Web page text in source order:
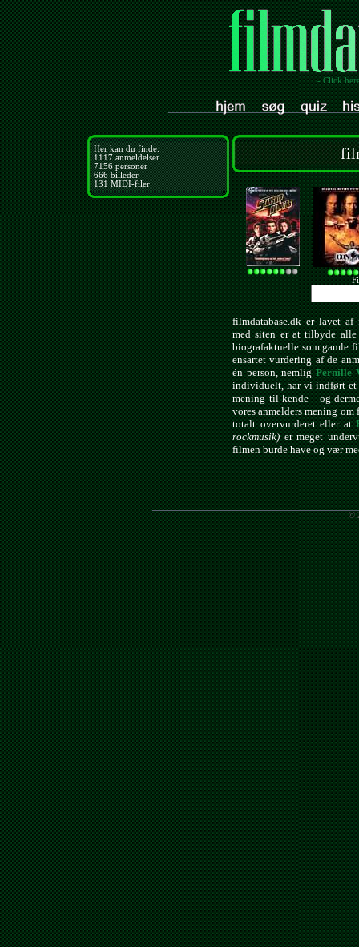
- Click
Her kan du finde:
1117anmeldelser
7156personer
666billeder
131MIDI-filer
filmdatabase.dk er lavet af
med siten er at tilbyde
biografaktuelle som gamle
ensartet vurdering af de
én person, nemligPernille
individuelt, har vi indført et
mening til kende - og
vores anmelders mening om
totalt overvurderet eller at
rockmusik)er meget
filmen burde have og vær
©